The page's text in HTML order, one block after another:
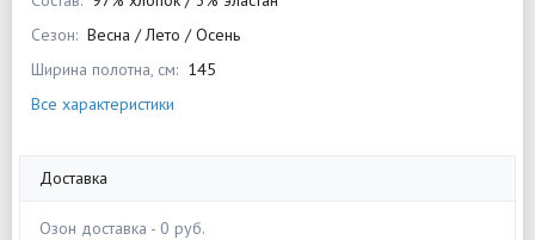
Сезон: Весна / Лето / Осень
Ширина полотна, см: 145
Все характеристики
Доставка
Озон доставка - 0 руб.